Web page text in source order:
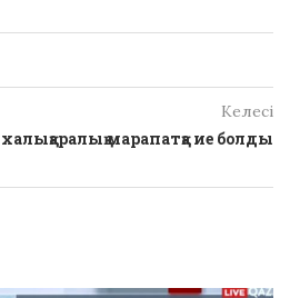
Келесі
марапатқа ие болды